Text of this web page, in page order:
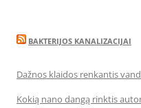
BAKTERIJOS KANALIZACIJAI
Dažnos klaidos renkantis
Kokią nano dangą rinktis